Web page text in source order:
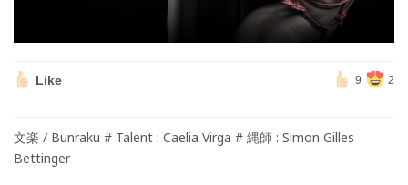
Like 9 2
文楽 / Bunraku # Talent : Caelia Virga # 縄師 : Simon Gilles
Bettinger